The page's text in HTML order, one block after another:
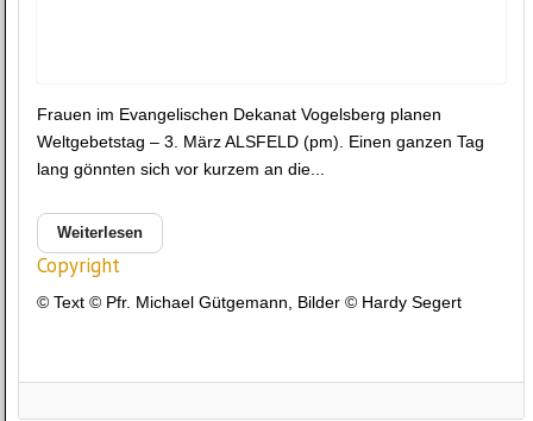
Frauen im Evangelischen Dekanat Vogelsberg planen
Weltgebetstag – 3. März ALSFELD (pm). Einen ganzen Tag
lang gönnten sich vor kurzem an die...
Weiterlesen
Copyright
© Text © Pfr. Michael Gütgemann, Bilder © Hardy Segert